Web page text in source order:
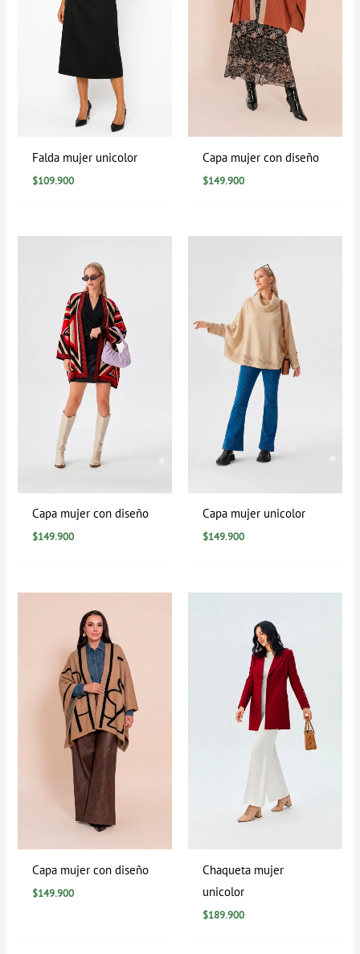
Falda mujer unicolor
$109.900
Capa mujer con diseño
$149.900
Capa mujer con diseño
$149.900
Capa mujer unicolor
$149.900
Capa mujer con diseño
$149.900
Chaqueta mujer
unicolor
$189.900